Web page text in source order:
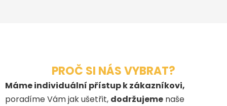
PROČ SI NÁS VYBRAT?
Máme individuální přístup k zákazníkovi,
poradíme Vám jak ušetřit, dodržujeme naše